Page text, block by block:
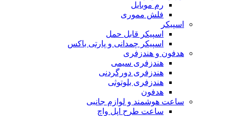
رم موبایل
فلش مموری
اسپیکر
اسپیکر قابل حمل
اسپیکر چمدانی و پارتی باکس
هدفون و هندزفری
هندزفری سیمی
هندزفری دورگردنی
هندزفری بلوتوثی
هدفون
ساعت هوشمند و لوازم جانبی
ساعت طرح اپل واچ